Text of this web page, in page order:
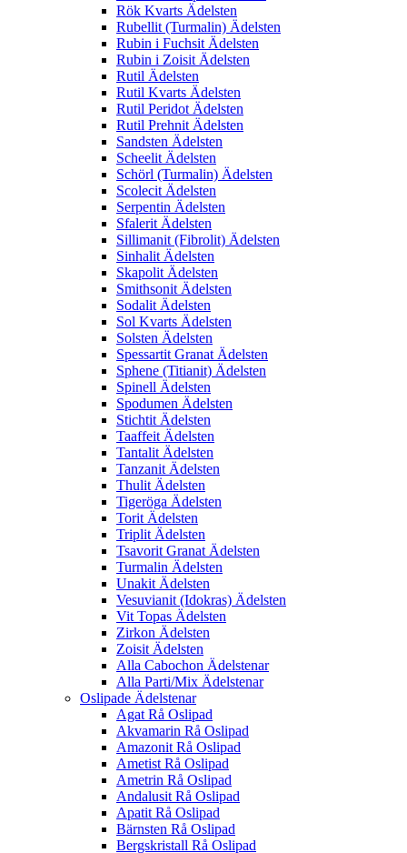
Rök Kvarts Ädelsten
Rubellit (Turmalin) Ädelsten
Rubin i Fuchsit Ädelsten
Rubin i Zoisit Ädelsten
Rutil Ädelsten
Rutil Kvarts Ädelsten
Rutil Peridot Ädelsten
Rutil Prehnit Ädelsten
Sandsten Ädelsten
Scheelit Ädelsten
Schörl (Turmalin) Ädelsten
Scolecit Ädelsten
Serpentin Ädelsten
Sfalerit Ädelsten
Sillimanit (Fibrolit) Ädelsten
Sinhalit Ädelsten
Skapolit Ädelsten
Smithsonit Ädelsten
Sodalit Ädelsten
Sol Kvarts Ädelsten
Solsten Ädelsten
Spessartit Granat Ädelsten
Sphene (Titianit) Ädelsten
Spinell Ädelsten
Spodumen Ädelsten
Stichtit Ädelsten
Taaffeit Ädelsten
Tantalit Ädelsten
Tanzanit Ädelsten
Thulit Ädelsten
Tigeröga Ädelsten
Torit Ädelsten
Triplit Ädelsten
Tsavorit Granat Ädelsten
Turmalin Ädelsten
Unakit Ädelsten
Vesuvianit (Idokras) Ädelsten
Vit Topas Ädelsten
Zirkon Ädelsten
Zoisit Ädelsten
Alla Cabochon Ädelstenar
Alla Parti/Mix Ädelstenar
Oslipade Ädelstenar
Agat Rå Oslipad
Akvamarin Rå Oslipad
Amazonit Rå Oslipad
Ametist Rå Oslipad
Ametrin Rå Oslipad
Andalusit Rå Oslipad
Apatit Rå Oslipad
Bärnsten Rå Oslipad
Bergskristall Rå Oslipad